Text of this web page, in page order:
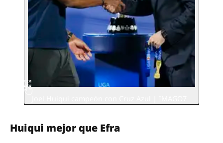
Huiqui mejor que Efra